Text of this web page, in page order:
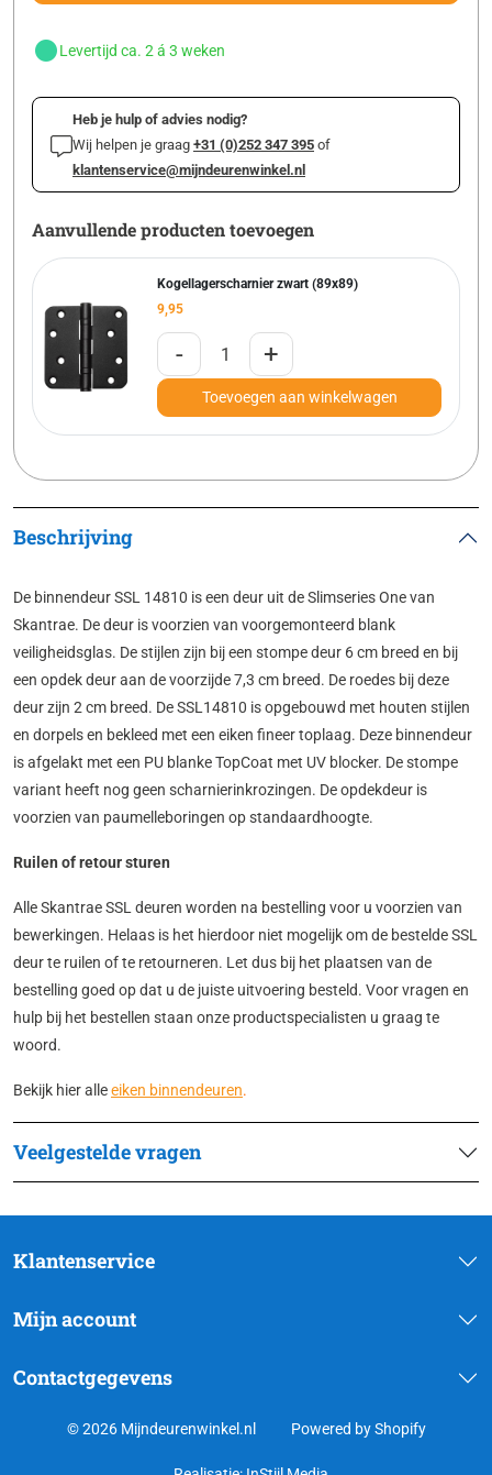
Levertijd ca. 2 á 3 weken
Heb je hulp of advies nodig?
Wij helpen je graag +31 (0)252 347 395 of
klantenservice@mijndeurenwinkel.nl
Aanvullende producten toevoegen
Kogellagerscharnier zwart (89x89)
9,95
- +
Toevoegen aan winkelwagen
Beschrijving
De binnendeur SSL 14810 is een deur uit de Slimseries One van
Skantrae. De deur is voorzien van voorgemonteerd blank
veiligheidsglas. De stijlen zijn bij een stompe deur 6 cm breed en bij
een opdek deur aan de voorzijde 7,3 cm breed. De roedes bij deze
deur zijn 2 cm breed. De SSL14810 is opgebouwd met houten stijlen
en dorpels en bekleed met een eiken fineer toplaag. Deze binnendeur
is afgelakt met een PU blanke TopCoat met UV blocker. De stompe
variant heeft nog geen scharnierinkrozingen. De opdekdeur is
voorzien van paumelleboringen op standaardhoogte.
Ruilen of retour sturen
Alle Skantrae SSL deuren worden na bestelling voor u voorzien van
bewerkingen. Helaas is het hierdoor niet mogelijk om de bestelde SSL
deur te ruilen of te retourneren. Let dus bij het plaatsen van de
bestelling goed op dat u de juiste uitvoering besteld. Voor vragen en
hulp bij het bestellen staan onze productspecialisten u graag te
woord.
Bekijk hier alleeiken binnendeuren.
Veelgestelde vragen
Klantenservice
Mijn account
Contactgegevens
© 2026 Mijndeurenwinkel.nl Powered by Shopify